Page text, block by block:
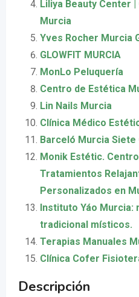
Liliya Beauty Center
Murcia
Yves Rocher Murcia
GLOWFIT MURCIA
MonLo Peluquería
Centro de Estética
Lin Nails Murcia
Clínica Médico
Barceló Murcia Siete
Monik Estétic.
Tratamientos
Personalizados en
Instituto Yáo Murcia:
tradicional místicos.
Terapias Manuales
Clínica Cofer
Descripción